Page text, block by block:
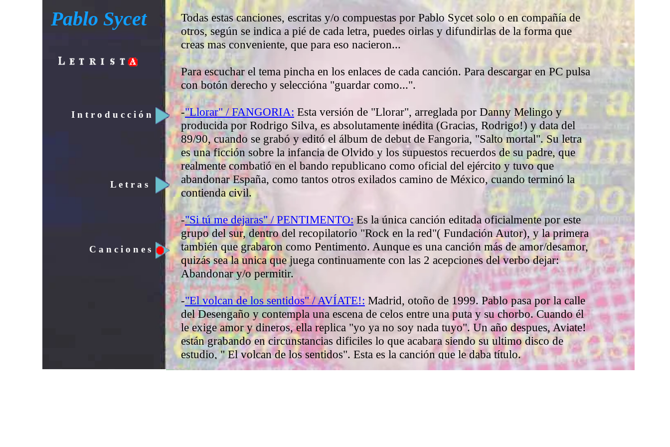
Todas estas canciones, escritas y/o compuestas por Pablo Sycet solo o en compañía de
otros, según se indica a pié de cada letra, puedes oirlas y difundirlas de la forma que
creas mas conveniente, que para eso nacieron...
Para escuchar el tema pincha en los enlaces de cada canción. Para descargar en PC pulsa
con botón derecho y seleccióna "guardar como...".
-"Llorar" / FANGORIA: Esta versión de "Llorar", arreglada por Danny Melingo y
producida por Rodrigo Silva, es absolutamente inédita (Gracias, Rodrigo!) y data del
89/90, cuando se grabó y editó el álbum de debut de Fangoria, "Salto mortal". Su letra
es una ficción sobre la infancia de Olvido y los supuestos recuerdos de su padre, que
realmente combatió en el bando republicano como oficial del ejército y tuvo que
abandonar España, como tantos otros exilados camino de México, cuando terminó la
contienda civil.
-"Si tú me dejaras" / PENTIMENTO:Es la única canción editada oficialmente por este
grupo del sur, dentro del recopilatorio "Rock en la red"( Fundación Autor), y la primera
también que grabaron como Pentimento. Aunque es una canción más de amor/desamor,
quizás sea la unica que juega continuamente con las 2 acepciones del verbo dejar:
Abandonar y/o permitir.
-"El volcan de los sentidos" / AVÍATE!: Madrid, otoño de 1999. Pablo pasa por la calle
del Desengaño y contempla una escena de celos entre una puta y su chorbo. Cuando él
le exige amor y dineros, ella replica "yo ya no soy nada tuyo". Un año despues, Aviate!
están grabando en circunstancias dificiles lo que acabara siendo su ultimo disco de
estudio, " El volcan de los sentidos". Esta es la canción que le daba título.
C a n c i o n e s
L e t r a s
I n t r o d u c c i ó n
Pablo Sycet